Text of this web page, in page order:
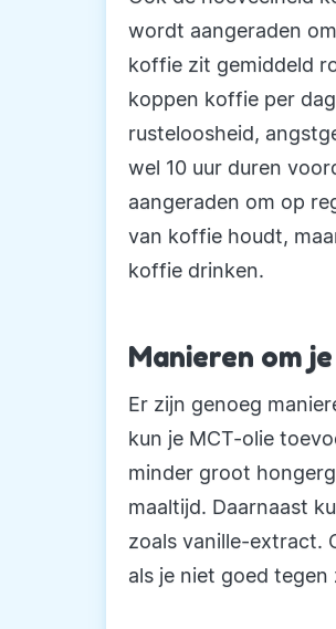
wordt aangeraden
koffie zit gemiddeld
koppen koffie per
rusteloosheid,
wel 10 uur duren
aangeraden om op
van koffie houdt,
koffie drinken.
Manieren om
Er zijn genoeg
kun je MCT-olie
minder groot
maaltijd. Daarnaast
zoals vanille-extract.
als je niet goed